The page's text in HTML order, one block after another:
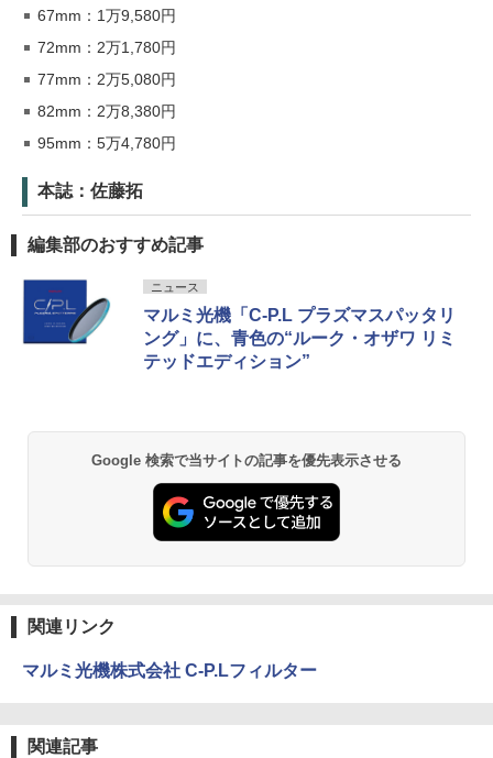
67mm：1万9,580円
72mm：2万1,780円
77mm：2万5,080円
82mm：2万8,380円
95mm：5万4,780円
本誌：佐藤拓
編集部のおすすめ記事
ニュース
マルミ光機「C-P.L プラズマスパッタリ
ング」に、青色の“ルーク・オザワ リミ
テッドエディション”
Google 検索で当サイトの記事を優先表示させる
関連リンク
マルミ光機株式会社 C-P.Lフィルター
関連記事